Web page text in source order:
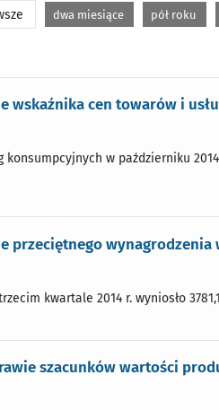
dwa miesiące pół roku
wskaźnika cen towarów i
konsumpcyjnych w październiku
przeciętnego wynagrodzenia
kwartale 2014 r. wyniosło
szacunków wartości